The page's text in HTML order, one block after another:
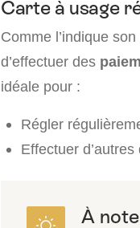
Carte à usage
Comme l’indique
d’effectuer des
idéale pour :
Régler
Effectuer
À